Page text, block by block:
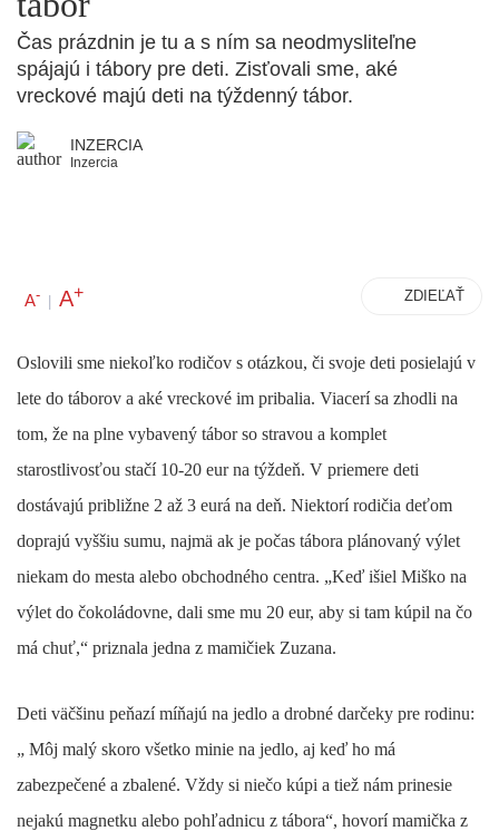
Čas prázdnin je tu a s ním sa neodmysliteľne
spájajú i tábory pre deti. Zisťovali sme, aké
vreckové majú deti na týždenný tábor.
INZERCIA
Inzercia
A- | A+ ZDIEĽAŤ
Oslovili sme niekoľko rodičov s otázkou, či svoje deti posielajú v
lete do táborov a aké vreckové im pribalia. Viacerí sa zhodli na
tom, že na plne vybavený tábor so stravou a komplet
starostlivosťou stačí 10-20 eur na týždeň. V priemere deti
dostávajú približne 2 až 3 eurá na deň. Niektorí rodičia deťom
doprajú vyššiu sumu, najmä ak je počas tábora plánovaný výlet
niekam do mesta alebo obchodného centra. „Keď išiel Miško na
výlet do čokoládovne, dali sme mu 20 eur, aby si tam kúpil na čo
má chuť,“ priznala jedna z mamičiek Zuzana.
Deti väčšinu peňazí míňajú na jedlo a drobné darčeky pre rodinu:
„ Môj malý skoro všetko minie na jedlo, aj keď ho má
zabezpečené a zbalené. Vždy si niečo kúpi a tiež nám prinesie
nejakú magnetku alebo pohľadnicu z tábora“, hovorí mamička z